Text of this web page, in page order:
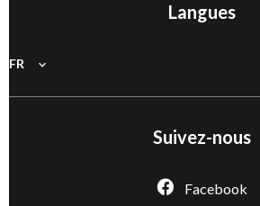
Langues
FR
Suivez-nous
Facebook